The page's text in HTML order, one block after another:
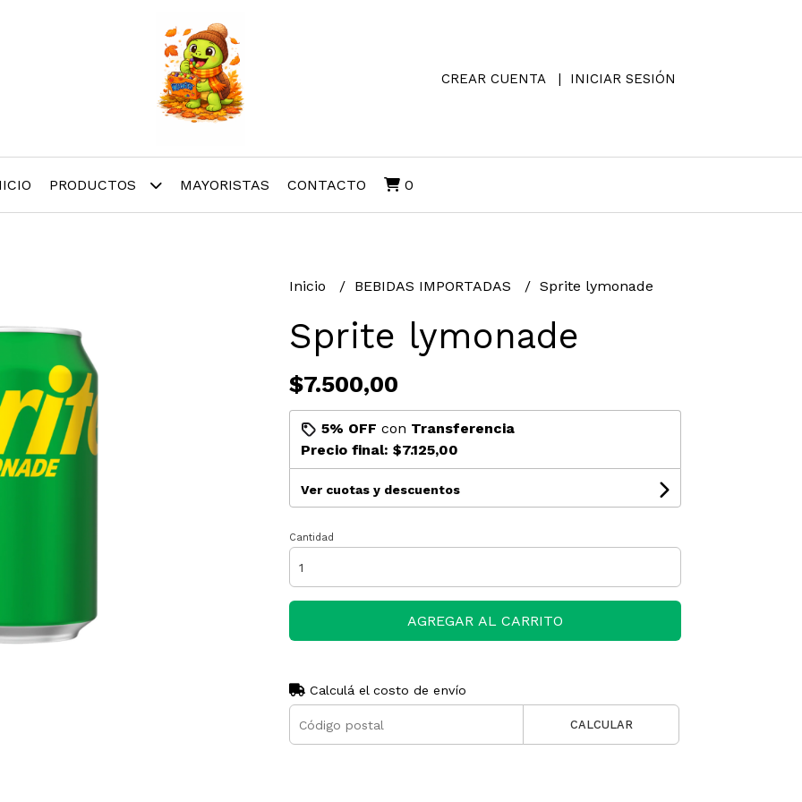
CREAR CUENTA INICIAR SESIÓN
PRODUCTOS MAYORISTAS CONTACTO 0
Inicio BEBIDAS IMPORTADAS Sprite lymonade
Sprite lymonade
$7.500,00
5% OFF con Transferencia
Precio final: $7.125,00
Ver cuotas y descuentos
Cantidad
AGREGAR AL CARRITO
Calculá el costo de envío
CALCULAR